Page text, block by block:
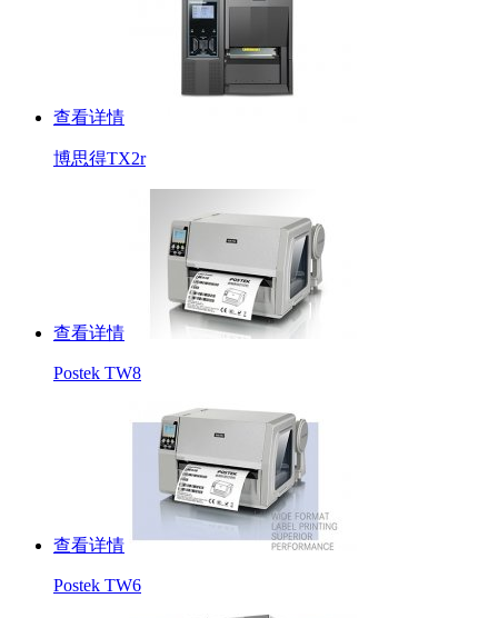
查看详情
博思得TX2r
查看详情
Postek TW8
查看详情
Postek TW6